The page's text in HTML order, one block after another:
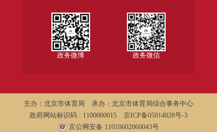
政务微博 政务微信
主办：北京市体育局
承办：北京市体育局综合事务中心
政府网站标识码 : 1100000015
京ICP备05014028号-3
京公网安备 11010602060043号